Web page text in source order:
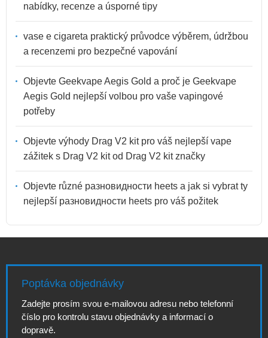
nabídky, recenze a úsporné tipy
vase e cigareta praktický průvodce výběrem, údržbou
a recenzemi pro bezpečné vapování
Objevte Geekvape Aegis Gold a proč je Geekvape
Aegis Gold nejlepší volbou pro vaše vapingové
potřeby
Objevte výhody Drag V2 kit pro váš nejlepší vape
zážitek s Drag V2 kit od Drag V2 kit značky
Objevte různé разновидности heets a jak si vybrat ty
nejlepší разновидности heets pro váš požitek
Poptávka objednávky
Zadejte prosím svou e-mailovou adresu nebo telefonní
číslo pro kontrolu stavu objednávky a informací o
dopravě.